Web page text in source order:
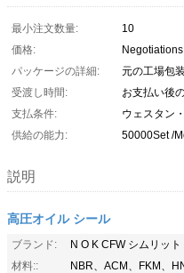
最小注文数量:
10
価格:
Negotiations
パッケージの詳細:
元の工場包装
受渡し時間:
お支払い後
支払条件:
ウェスタン
供給の能力:
50000Set /
説明
高圧オイル シール
ブランド:
N O K CFW シムリッ
材料::
NBR、ACM、FKM、